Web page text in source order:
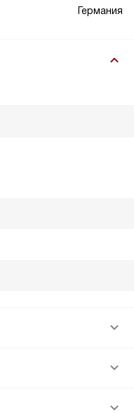
Германия